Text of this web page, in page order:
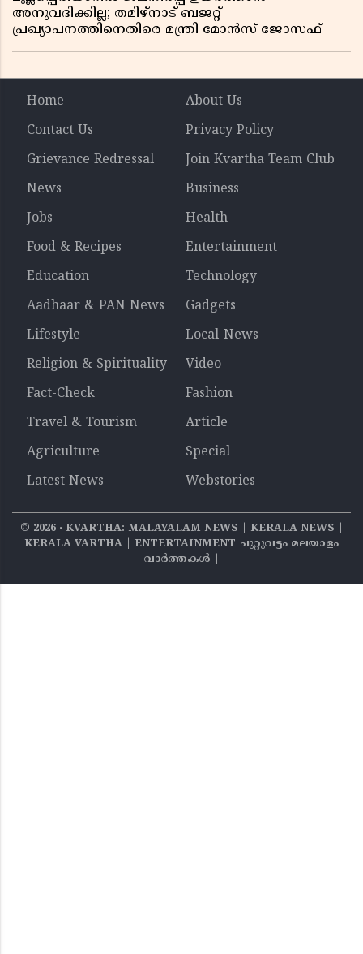
അനുവദിക്കില്ല; തമിഴ്നാട് ബജറ്റ്
പ്രഖ്യാപനത്തിനെതിരെ മന്ത്രി മോൻസ് ജോസഫ്
Home
About Us
Contact Us
Privacy Policy
Grievance Redressal
Join Kvartha Team Club
News
Business
Jobs
Health
Food & Recipes
Entertainment
Education
Technology
Aadhaar & PAN News
Gadgets
Lifestyle
Local-News
Religion & Spirituality
Video
Fact-Check
Fashion
Travel & Tourism
Article
Agriculture
Special
Latest News
Webstories
© 2026‧ KVARTHA: MALAYALAM NEWS | KERALA NEWS |
KERALA VARTHA | ENTERTAINMENT ചുറ്റുവട്ടം മലയാളം
വാര്‍ത്തകൾ |